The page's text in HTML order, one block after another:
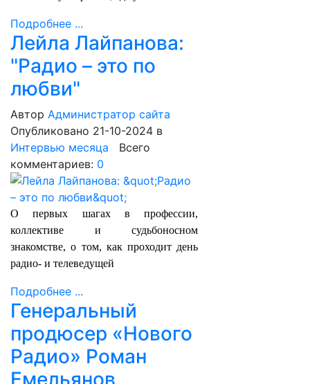
Подробнее ...
Лейла Лайпанова:
"Радио – это по
любви"
Автор Администратор сайта
Опубликовано 21-10-2024 в
Интервью месяца Всего
комментариев: 0
О первых шагах в профессии,
коллективе и судьбоносном
знакомстве, о том, как проходит день
радио- и телеведущей
Подробнее ...
Генеральный
продюсер «Нового
Радио» Роман
Емельянов